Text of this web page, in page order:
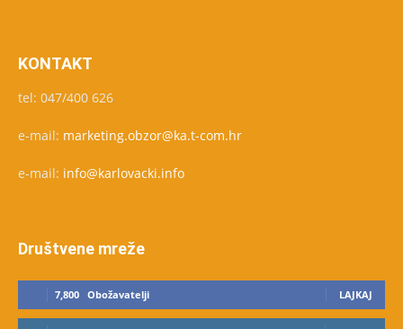
KONTAKT
tel: 047/400 626
e-mail: marketing.obzor@ka.t-com.hr
e-mail: info@karlovacki.info
Društvene mreže
7,800 Obožavatelji LAJKAJ